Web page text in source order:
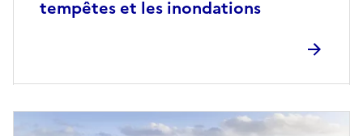
tempêtes et les inondations